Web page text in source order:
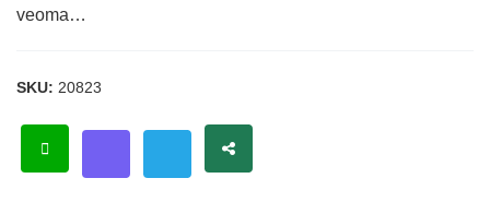
veoma…
SKU: 20823